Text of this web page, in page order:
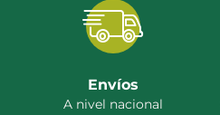
Envíos
A nivel nacional